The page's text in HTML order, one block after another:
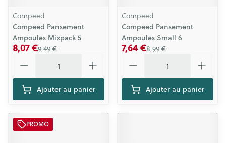
Compeed
Compeed Pansement
Ampoules Mixpack 5
9,49 €
8,07 €
Ajouter au panier
Compeed
Compeed Pansement
Ampoules Small 6
8,99 €
7,64 €
Ajouter au panier
PROMO